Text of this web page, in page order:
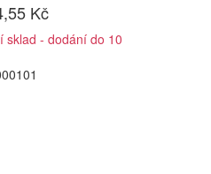
Kč
sklad - dodání do 10